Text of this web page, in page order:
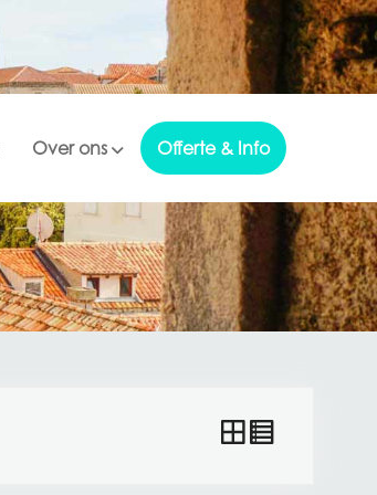
Over ons Offerte & Info